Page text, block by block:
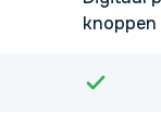
knoppen